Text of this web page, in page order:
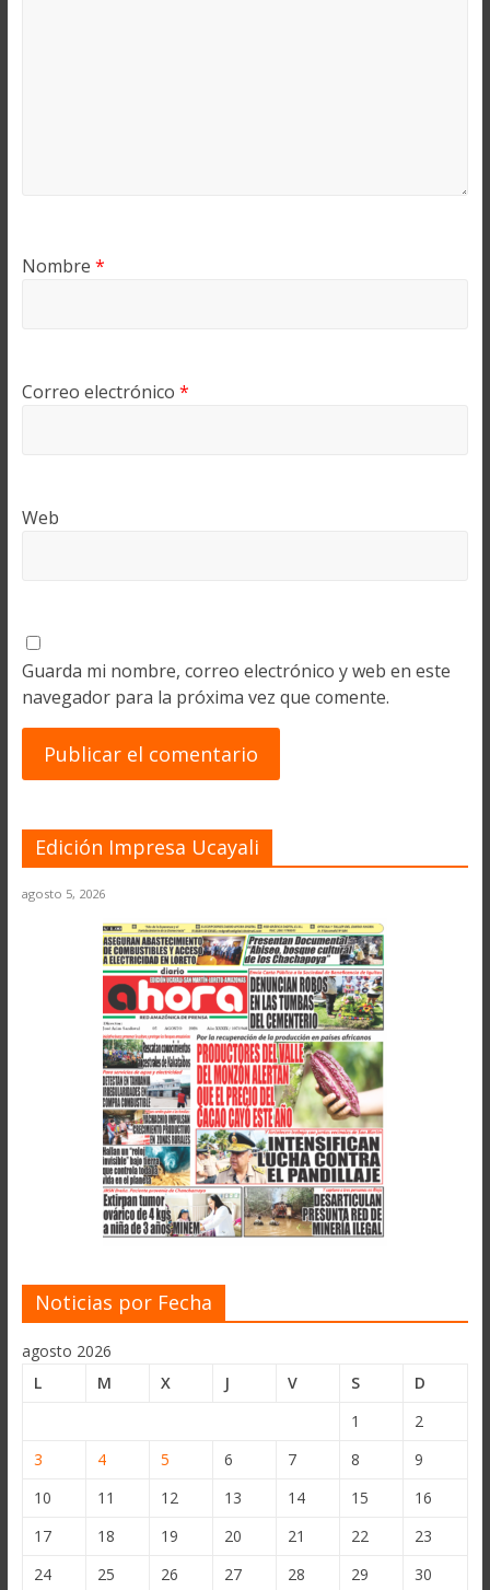
Nombre *
Correo electrónico *
Web
Guarda mi nombre, correo electrónico y web en este
navegador para la próxima vez que comente.
Edición Impresa Ucayali
agosto 5, 2026
Noticias por Fecha
agosto 2026
L
M X J V S
D
1
2
3
4 5 6 7 8
9
10
11 12 13 14 15
16
17
18 19 20 21 22
23
24
25 26 27 28 29
30